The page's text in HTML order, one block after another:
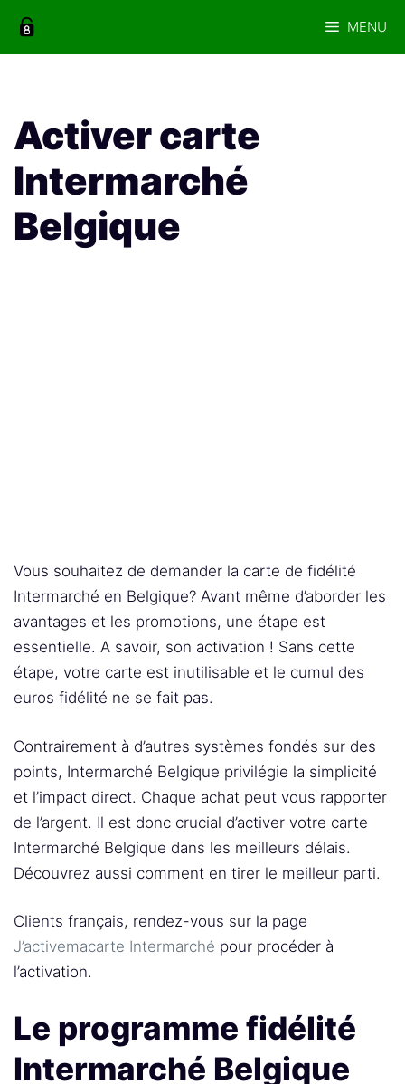
MENU
Activer carte
Intermarché
Belgique
Vous souhaitez de demander la carte de fidélité
Intermarché en Belgique? Avant même d’aborder les
avantages et les promotions, une étape est
essentielle. A savoir, son activation ! Sans cette
étape, votre carte est inutilisable et le cumul des
euros fidélité ne se fait pas.
Contrairement à d’autres systèmes fondés sur des
points, Intermarché Belgique privilégie la simplicité
et l’impact direct. Chaque achat peut vous rapporter
de l’argent. Il est donc crucial d’activer votre carte
Intermarché Belgique dans les meilleurs délais.
Découvrez aussi comment en tirer le meilleur parti.
Clients français, rendez-vous sur la page
J’activemacarte Intermarché pour procéder à
l’activation.
Le programme fidélité
Intermarché Belgique